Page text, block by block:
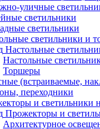
уличные
светильники
светильники
светильники и
Настольные
Настольные
Торшеры
(встраиваемые,
переходники
и светильники
Прожекторы и
Архитектурное